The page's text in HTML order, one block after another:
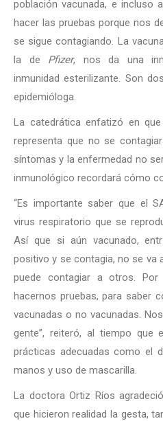
población vacunada, e incluso
hacer las pruebas porque nos
se sigue contagiando. La
la de Pfizer, nos da una
inmunidad esterilizante. Son
epidemióloga.
La catedrática enfatizó en
representa que no se
síntomas y la enfermedad no
inmunológico recordará cómo
“Es importante saber que el
virus respiratorio que se
Así que si aún vacunado,
positivo y se contagia, no se va
puede contagiar a otros.
hacernos pruebas, para saber
vacunadas o no vacunadas.
gente”, reiteró, al tiempo que
prácticas adecuadas como el
manos y uso de mascarilla.
La doctora Ortiz Ríos
que hicieron realidad la gesta,